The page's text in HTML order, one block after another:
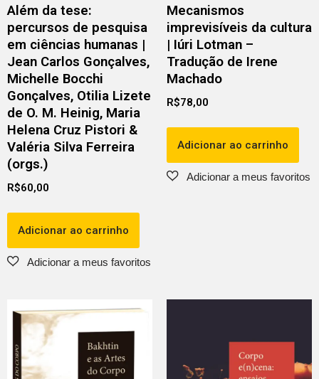
Além da tese:
percursos de pesquisa
em ciências humanas |
Jean Carlos Gonçalves,
Michelle Bocchi
Gonçalves, Otilia Lizete
de O. M. Heinig, Maria
Helena Cruz Pistori &
Valéria Silva Ferreira
(orgs.)
R$60,00
Adicionar ao carrinho
Mecanismos
imprevisíveis da cultura
| Iúri Lotman –
Tradução de Irene
Machado
R$78,00
Adicionar ao carrinho